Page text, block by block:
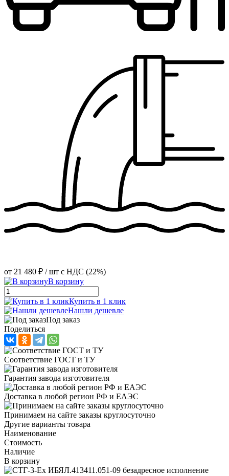
от 21 480 ₽ / шт с НДС (22%)
В корзину
Купить в 1 клик
Нашли дешевле
Под заказ
Поделиться
Соответствие ГОСТ и ТУ
Гарантия завода изготовителя
Доставка в любой регион РФ и ЕАЭС
Принимаем на сайте заказы круглосуточно
Другие варианты товара
Наименование
Стоимость
Наличие
В корзину